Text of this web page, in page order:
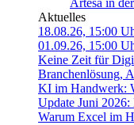
Artesa in
Aktuelles
18.08.26, 15:00
01.09.26, 15:00
Keine Zeit für
Branchenlösung,
KI im Handwerk:
Update Juni
Warum Excel im